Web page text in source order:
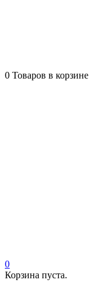
0 Товаров в корзине
0
Корзина пуста.